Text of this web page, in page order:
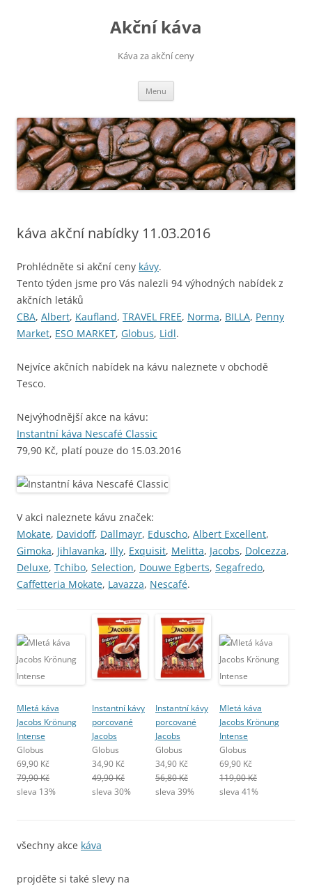
Akční káva
Káva za akční ceny
Menu
káva akční nabídky 11.03.2016
Prohlédněte si akční ceny kávy.
Tento týden jsme pro Vás nalezli 94 výhodných nabídek z
akčních letáků
CBA, Albert, Kaufland, TRAVEL FREE, Norma, BILLA, Penny
Market, ESO MARKET, Globus, Lidl.
Nejvíce akčních nabídek na kávu naleznete v obchodě
Tesco.
Nejvýhodnější akce na kávu:
Instantní káva Nescafé Classic
79,90 Kč, platí pouze do 15.03.2016
V akci naleznete kávu značek:
Mokate, Davidoff, Dallmayr, Eduscho, Albert Excellent,
Gimoka, Jihlavanka, Illy, Exquisit, Melitta, Jacobs, Dolcezza,
Deluxe, Tchibo, Selection, Douwe Egberts, Segafredo,
Caffetteria Mokate, Lavazza, Nescafé.
Mletá káva
Jacobs Krönung
Intense
Globus
69,90 Kč
79,90 Kč
sleva 13%
Instantní kávy
porcované
Jacobs
Globus
34,90 Kč
49,90 Kč
sleva 30%
Instantní kávy
porcované
Jacobs
Globus
34,90 Kč
56,80 Kč
sleva 39%
Mletá káva
Jacobs Krönung
Intense
Globus
69,90 Kč
119,00 Kč
sleva 41%
všechny akce káva
projděte si také slevy na